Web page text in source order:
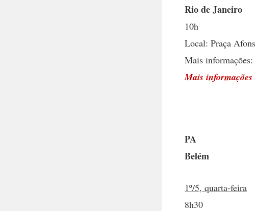
Rio de Janeiro
10h
Local: Praça
Mais
Mais
PA
Belém
1º/5, quarta-feira
8h30